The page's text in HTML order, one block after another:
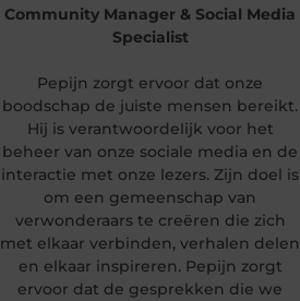
Community Manager & Social Media
Specialist
Pepijn zorgt ervoor dat onze
boodschap de juiste mensen bereikt.
Hij is verantwoordelijk voor het
beheer van onze sociale media en de
interactie met onze lezers. Zijn doel is
om een gemeenschap van
verwonderaars te creëren die zich
met elkaar verbinden, verhalen delen
en elkaar inspireren. Pepijn zorgt
ervoor dat de gesprekken die we